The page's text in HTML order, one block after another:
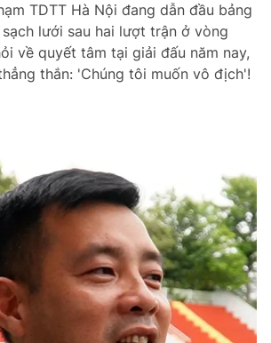
TDTT Hà Nội đang dẫn đầu bảng
lưới sau hai lượt trận ở vòng
về quyết tâm tại giải đấu năm nay,
thắn: 'Chúng tôi muốn vô địch'!